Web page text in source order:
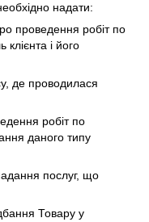
надати:
проведення робіт по
клієнта і його
де проводилася
робіт по
даного типу
послуг, що
Товару у